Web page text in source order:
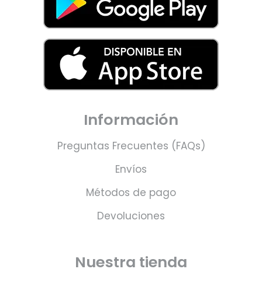
Información
Preguntas Frecuentes (FAQs)
Envíos
Métodos de pago
Devoluciones
Nuestra tienda